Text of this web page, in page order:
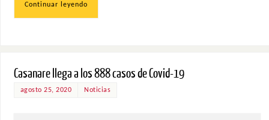
Continuar leyendo
Casanare llega a los 888 casos de Covid-19
agosto 25, 2020 Noticias